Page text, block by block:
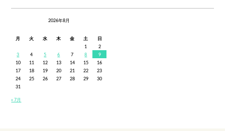
2026年8月
月 火 水 木 金 土
日
1
2
3
4 5 6 7 8
9
10
11 12 13 14 15
16
17
18 19 20 21 22
23
24
25 26 27 28 29
30
31
« 7月